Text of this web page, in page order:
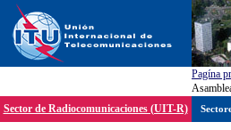
Pagína
Sector de Radiocomunicaciones (UIT-R)